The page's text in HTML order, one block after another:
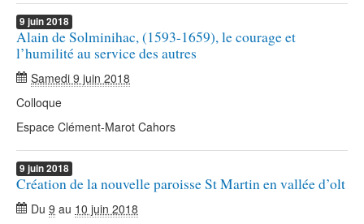
9 juin2018
Alain de Solminihac, (1593-1659), le courage et
l’humilité au service des autres
Samedi 9 juin 2018
Colloque
Espace Clément-Marot Cahors
9 juin2018
Création de la nouvelle paroisse St Martin en vallée d’olt
Du 9 au 10 juin 2018